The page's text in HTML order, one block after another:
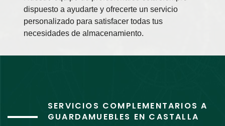
dispuesto a ayudarte y ofrecerte un servicio
personalizado para satisfacer todas tus
necesidades de almacenamiento.
SERVICIOS COMPLEMENTARIOS A
GUARDAMUEBLES EN CASTALLA